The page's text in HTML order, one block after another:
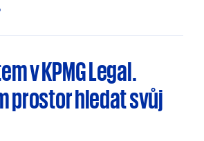
v KPMG Legal.
prostor hledat svůj